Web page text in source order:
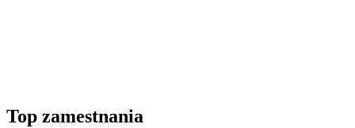
Top zamestnania